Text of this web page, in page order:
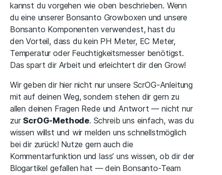
kannst du vorgehen wie oben beschrieben. Wenn
du eine unserer Bonsanto Growboxen und unsere
Bonsanto Komponenten verwendest, hast du
den Vorteil, dass du kein PH Meter, EC Meter,
Temperatur oder Feuchtigkeitsmesser benötigst.
Das spart dir Arbeit und erleichtert dir den Grow!
Wir geben dir hier nicht nur unsere ScrOG-Anleitung
mit auf deinen Weg, sondern stehen dir gern zu
allen deinen Fragen Rede und Antwort — nicht nur
zur ScrOG-Methode. Schreib uns einfach, was du
wissen willst und wir melden uns schnellstmöglich
bei dir zurück! Nutze gern auch die
Kommentarfunktion und lass’ uns wissen, ob dir der
Blogartikel gefallen hat — dein Bonsanto-Team